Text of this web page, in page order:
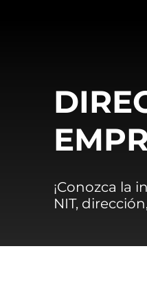
¡Conozca la
NIT,